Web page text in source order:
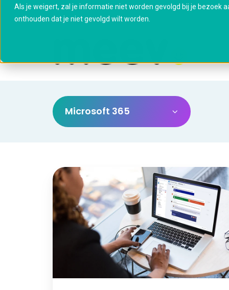
Als je weigert, zal je informatie niet worden gevolgd bij je bezoek
onthouden dat je niet gevolgd wilt worden.
Microsoft 365
Is
jullie
Microsoft
Teams
inrichting